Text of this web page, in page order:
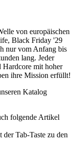
von europäischen
Black Friday '29
nur vom Anfang bis
lang. Jeder
Hardcore mit hoher
ihre Mission erfüllt!
Katalog
folgende Artikel
Tab-Taste zu den